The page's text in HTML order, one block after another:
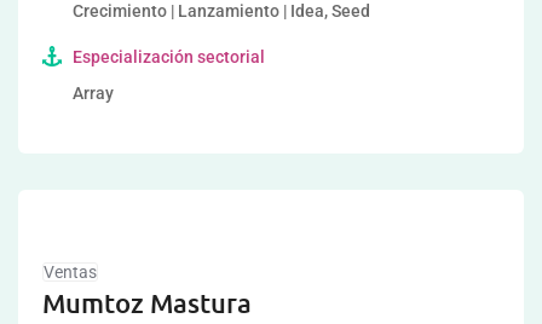
Crecimiento | Lanzamiento | Idea, Seed
Especialización sectorial
Array
Ventas
Mumtoz Mastura